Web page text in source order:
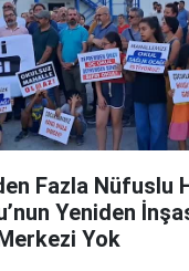
Fazla Nüfuslu
Yeniden
Yok